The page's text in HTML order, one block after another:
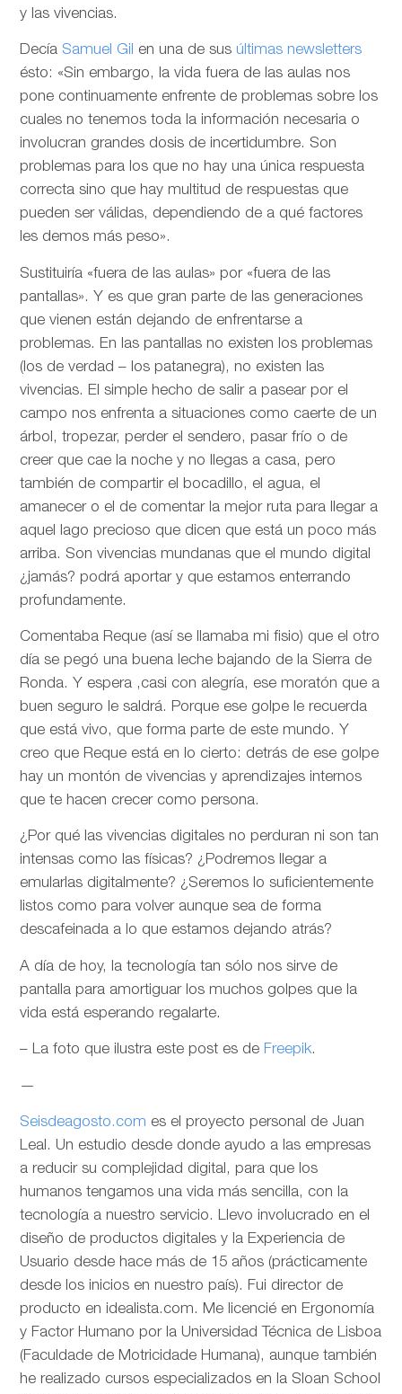
y las vivencias.
Decía Samuel Gil en una de sus últimas newsletters
ésto: «Sin embargo, la vida fuera de las aulas nos
pone continuamente enfrente de problemas sobre los
cuales no tenemos toda la información necesaria o
involucran grandes dosis de incertidumbre. Son
problemas para los que no hay una única respuesta
correcta sino que hay multitud de respuestas que
pueden ser válidas, dependiendo de a qué factores
les demos más peso».
Sustituiría «fuera de las aulas» por «fuera de las
pantallas». Y es que gran parte de las generaciones
que vienen están dejando de enfrentarse a
problemas. En las pantallas no existen los problemas
(los de verdad – los patanegra), no existen las
vivencias. El simple hecho de salir a pasear por el
campo nos enfrenta a situaciones como caerte de un
árbol, tropezar, perder el sendero, pasar frío o de
creer que cae la noche y no llegas a casa, pero
también de compartir el bocadillo, el agua, el
amanecer o el de comentar la mejor ruta para llegar a
aquel lago precioso que dicen que está un poco más
arriba. Son vivencias mundanas que el mundo digital
¿jamás? podrá aportar y que estamos enterrando
profundamente.
Comentaba Reque (así se llamaba mi fisio) que el otro
día se pegó una buena leche bajando de la Sierra de
Ronda. Y espera ,casi con alegría, ese moratón que a
buen seguro le saldrá. Porque ese golpe le recuerda
que está vivo, que forma parte de este mundo. Y
creo que Reque está en lo cierto: detrás de ese golpe
hay un montón de vivencias y aprendizajes internos
que te hacen crecer como persona.
¿Por qué las vivencias digitales no perduran ni son tan
intensas como las físicas? ¿Podremos llegar a
emularlas digitalmente? ¿Seremos lo suficientemente
listos como para volver aunque sea de forma
descafeinada a lo que estamos dejando atrás?
A día de hoy, la tecnología tan sólo nos sirve de
pantalla para amortiguar los muchos golpes que la
vida está esperando regalarte.
– La foto que ilustra este post es de Freepik.
—
Seisdeagosto.com es el proyecto personal de Juan
Leal. Un estudio desde donde ayudo a las empresas
a reducir su complejidad digital, para que los
humanos tengamos una vida más sencilla, con la
tecnología a nuestro servicio. Llevo involucrado en el
diseño de productos digitales y la Experiencia de
Usuario desde hace más de 15 años (prácticamente
desde los inicios en nuestro país). Fui director de
producto en idealista.com. Me licencié en Ergonomía
y Factor Humano por la Universidad Técnica de Lisboa
(Faculdade de Motricidade Humana), aunque también
he realizado cursos especializados en la Sloan School